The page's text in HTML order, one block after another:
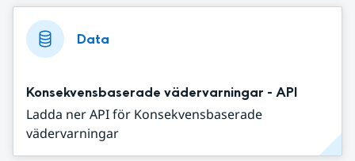
Data
Konsekvensbaserade vädervarningar - API
Ladda ner API för Konsekvensbaserade
vädervarningar